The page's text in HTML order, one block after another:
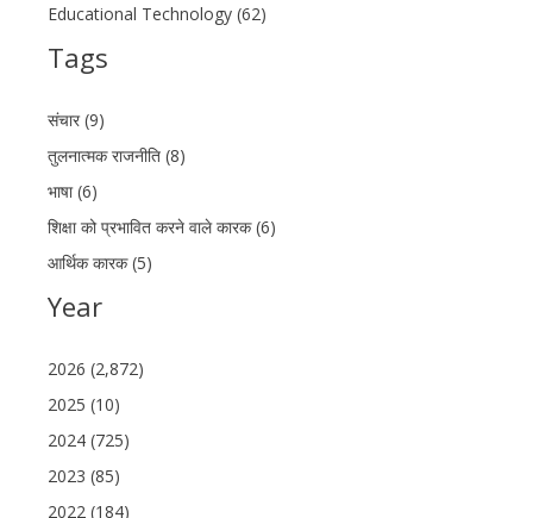
Educational Technology (62)
Tags
संचार (9)
तुलनात्मक राजनीति (8)
भाषा (6)
शिक्षा को प्रभावित करने वाले कारक (6)
आर्थिक कारक (5)
Year
2026 (2,872)
2025 (10)
2024 (725)
2023 (85)
2022 (184)